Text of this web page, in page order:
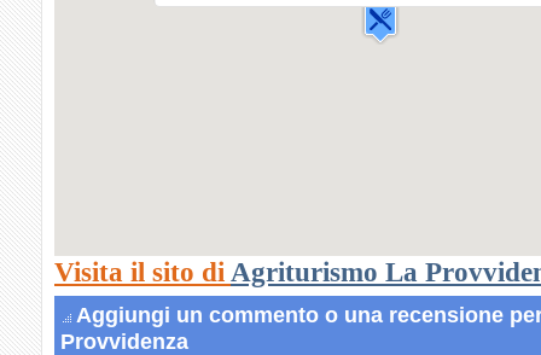
Visita il sito di Agriturismo La
Aggiungi un commento o una recensione
Provvidenza